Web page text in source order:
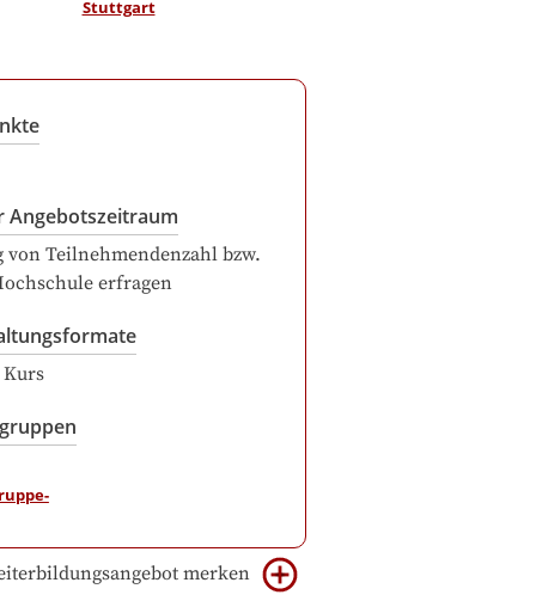
Angebotszeitraum
von Teilnehmendenzahl bzw.
erfragen
merken